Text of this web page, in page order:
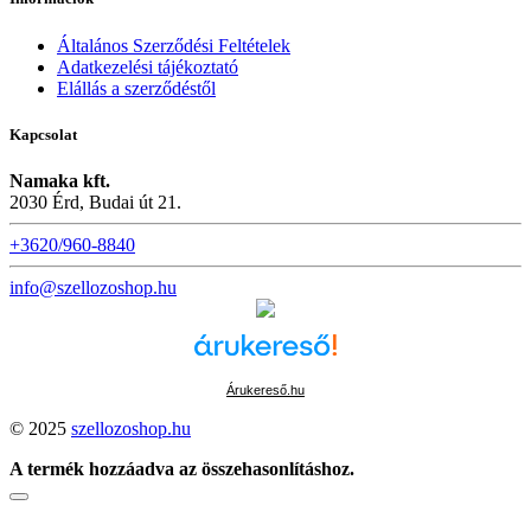
Általános Szerződési Feltételek
Adatkezelési tájékoztató
Elállás a szerződéstől
Kapcsolat
Namaka kft.
2030 Érd, Budai út 21.
+3620/960-8840
info@szellozoshop.hu
Árukereső.hu
© 2025 szellozoshop.hu
A termék hozzáadva az összehasonlításhoz.